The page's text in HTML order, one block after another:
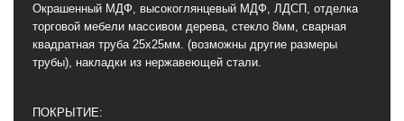
Окрашенный МДФ, высокоглянцевый МДФ, ЛДСП, отделка
торговой мебели массивом дерева, стекло 8мм, сварная
квадратная труба 25х25мм. (возможны другие размеры
трубы), накладки из нержавеющей стали.
ПОКРЫТИЕ: